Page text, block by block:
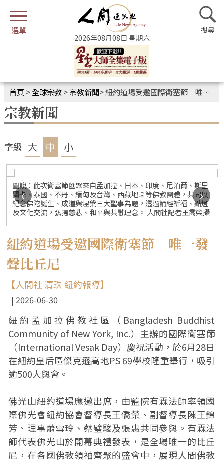
2026年08月08日 星期六
首頁 >全球宗教>宗教新聞>紐約道場受邀國際衛塞節 唯一發聲比丘尼
宗教新聞
字級 大 中 小
圖說：此次衛塞節匯聚來自孟加拉、日本、印度、尼泊爾、斯里
蘭卡、泰國、不丹、緬甸及台灣、西藏地區等佛教團體，共同以
紀念佛陀誕生、成道與涅槃三大聖事為題，透過誦經祈福、點燈
及文化交流，弘揚慈悲、和平與共融理念。 人間社記者王喬榮攝
‹ ›
紐約道場受邀國際衛塞節 唯一發
聲比丘尼
【人間社 清珠 紐約報導】
2026-06-30
紐約孟加拉佛教社區（Bangladesh Buddhist
Community of New York, Inc.）主辦的國際衛塞節
（International Vesak Day）慶祝活動，於6月28日
在紐約皇后區傑克遜高地PS 69學校隆重舉行，吸引
逾500人與會。
佛光山紐約道場應邀出席，由監院有霖法師率領國
際佛光會紐約協會督導長王僑榮、副督導長陳王錦
芳、理事蕭雪玲、蔡璧駿及張惠共同參與。有霖法
師代表佛光山於開幕典禮發表，是全場唯一的比丘
尼，在各國佛教領袖齊聚的盛會中，展現人間佛教